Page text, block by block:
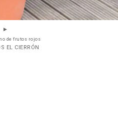
de frutos rojos
EL CIERRÓN